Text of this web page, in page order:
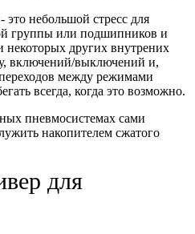
небольшой стресс для
группы или подшипников и
некоторых других внутрених
включений/выключений и,
между режимами
всегда, когда это возможно.
пневмосистемах сами
накопителем сжатого
для